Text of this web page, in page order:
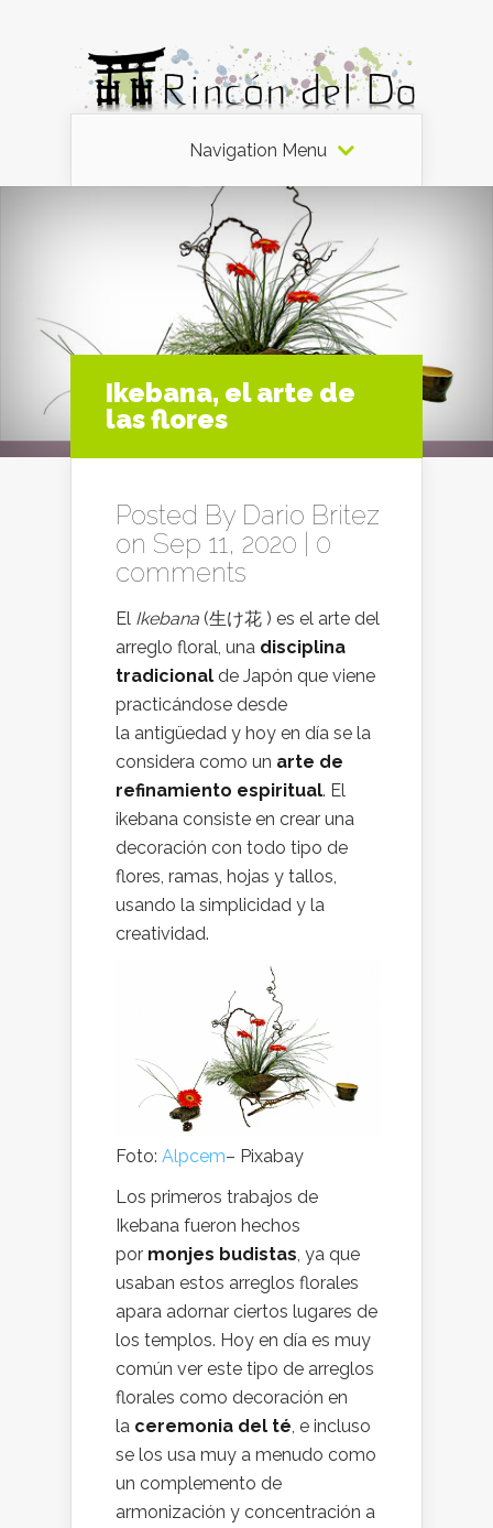
Navigation Menu
Ikebana, el arte de
las flores
Posted By Dario Britez
on Sep 11, 2020 | 0
comments
El Ikebana (生け花 ) es el arte del
arreglo floral, una disciplina
tradicional de Japón que viene
practicándose desde
la antigüedad y hoy en día se la
considera como un arte de
refinamiento espiritual. El
ikebana consiste en crear una
decoración con todo tipo de
flores, ramas, hojas y tallos,
usando la simplicidad y la
creatividad.
Foto: Alpcem– Pixabay
Los primeros trabajos de
Ikebana fueron hechos
por monjes budistas, ya que
usaban estos arreglos florales
apara adornar ciertos lugares de
los templos. Hoy en día es muy
común ver este tipo de arreglos
florales como decoración en
la ceremonia del té, e incluso
se los usa muy a menudo como
un complemento de
armonización y concentración a